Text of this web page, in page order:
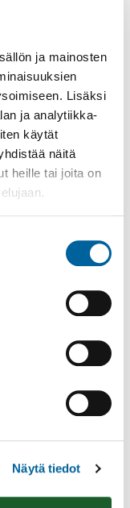
ja mainosten
Lisäksi
ja analytiikka-
käytät
näitä
heille tai joita on
Näytä tiedot